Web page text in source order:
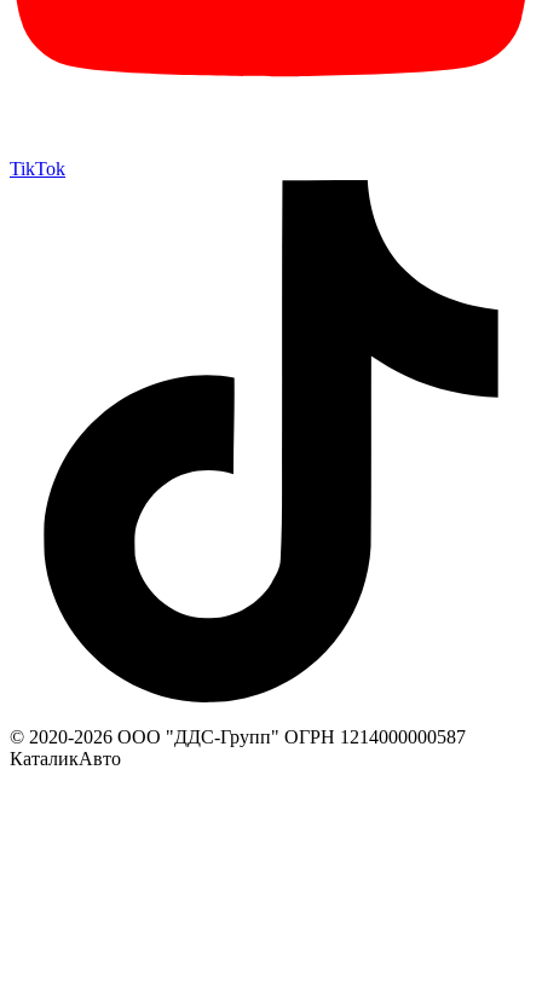
TikTok
© 2020-2026 ООО "ДДС-Групп" ОГРН 1214000000587
КаталикАвто